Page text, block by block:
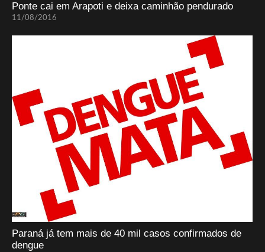
Ponte cai em Arapoti e deixa caminhão pendurado
11/08/2016
Paraná já tem mais de 40 mil casos confirmados de
dengue